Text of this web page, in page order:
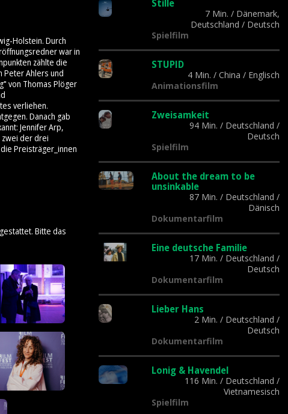
Holstein. Durch
war in
zählte die
Peter Ahlers und
von Thomas Plöger
verliehen.
Danach gab
Jennifer Arp,
zwei der drei
Preisträger_innen
Bitte das
Stille
7 Min. / Dänemark,
Deutschland / Deutsch
Spielfilm
STUPID
4 Min. / China / Englisch
Animationsfilm
Zweisamkeit
94 Min. / Deutschland /
Deutsch
Spielfilm
About the dream to be
unsinkable
87 Min. / Deutschland /
Dänisch
Dokumentarfilm
Eine deutsche Familie
17 Min. / Deutschland /
Deutsch
Dokumentarfilm
Lieber Hans
2 Min. / Deutschland /
Deutsch
Dokumentarfilm
Lonig & Havendel
116 Min. / Deutschland /
Vietnamesisch
Spielfilm